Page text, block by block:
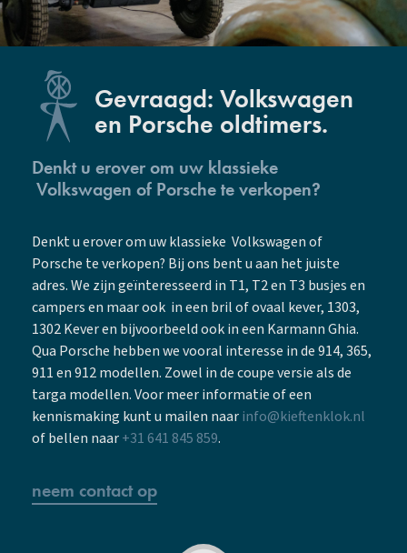
Gevraagd: Volkswagen
en Porsche oldtimers.
Denkt u erover om uw klassieke
Volkswagen of Porsche te verkopen?
Denkt u erover om uw klassieke Volkswagen of
Porsche te verkopen? Bij ons bent u aan het juiste
adres. We zijn geïnteresseerd in T1, T2 en T3 busjes en
campers en maar ook in een bril of ovaal kever, 1303,
1302 Kever en bijvoorbeeld ook in een Karmann Ghia.
Qua Porsche hebben we vooral interesse in de 914, 365,
911 en 912 modellen. Zowel in de coupe versie als de
targa modellen. Voor meer informatie of een
kennismaking kunt u mailen naarinfo@kieftenklok.nl
of bellen naar+31 641 845 859.
neem contact op